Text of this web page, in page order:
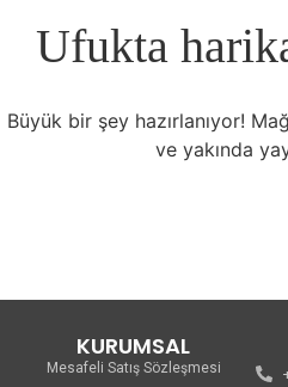
Ufukta
Büyük bir şey hazırlanıyor!
ve yakında
KURUMSAL
Mesafeli Satış Sözleşmesi